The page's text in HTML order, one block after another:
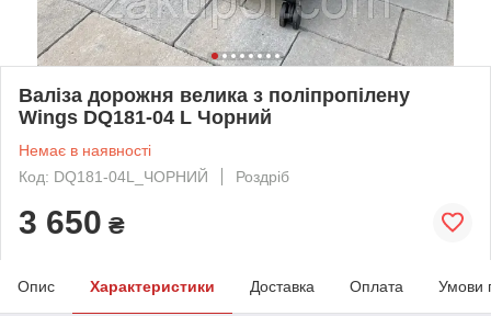
Валіза дорожня велика з поліпропілену
Wings DQ181-04 L Чорний
Немає в наявності
Код: DQ181-04L_ЧОРНИЙ
Роздріб
3 650 ₴
Опис Характеристики Доставка Оплата Умови